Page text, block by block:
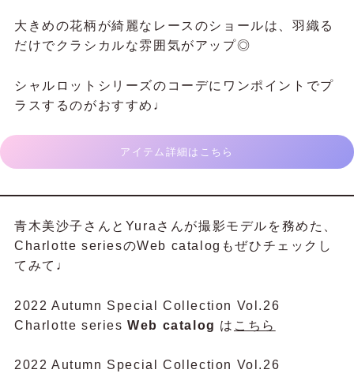
大きめの花柄が綺麗なレースのショールは、羽織る
だけでクラシカルな雰囲気がアップ◎
シャルロットシリーズのコーデにワンポイントでプ
ラスするのがおすすめ♩
アイテム詳細はこちら
青木美沙子さんとYuraさんが撮影モデルを務めた、
Charlotte seriesのWeb catalogもぜひチェックし
てみて♩
2022 Autumn Special Collection Vol.26
Charlotte seriesWeb catalog は こちら
2022 Autumn Special Collection Vol.26